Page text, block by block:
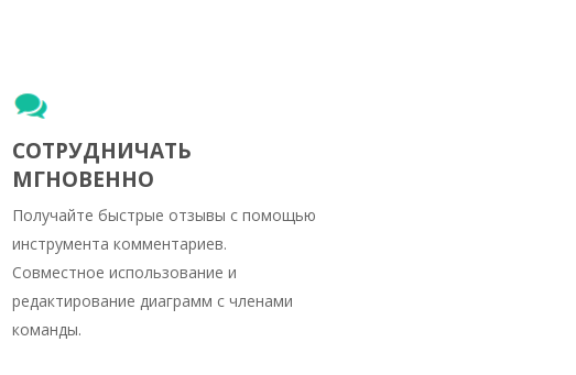
СОТРУДНИЧАТЬ
МГНОВЕННО
Получайте быстрые отзывы с помощью
инструмента комментариев.
Совместное использование и
редактирование диаграмм с членами
команды.